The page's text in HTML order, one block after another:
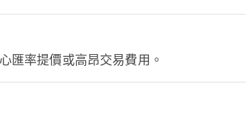
匯率提價或高昂交易費用。